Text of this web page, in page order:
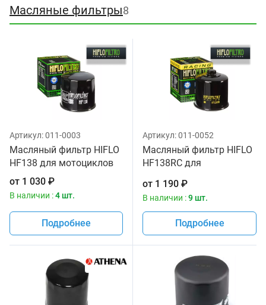
Масляные фильтры8
Артикул:011-0003
Масляный фильтр HIFLO
HF138 для мотоциклов
от 1 030 ₽
В наличии :4 шт.
Подробнее
Артикул:011-0052
Масляный фильтр HIFLO
HF138RC для
от 1 190 ₽
В наличии :9 шт.
Подробнее